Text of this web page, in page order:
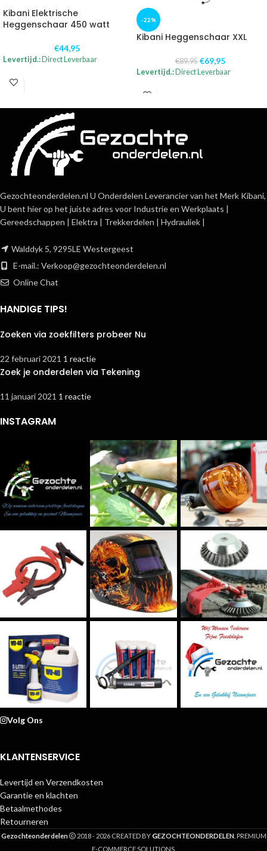
Kibani Elektrische
Heggenschaar 450 watt
€44,95
Levertijd.: Direct Leverbaar
-22%
Kibani Heggenschaar XXL
€89,95 €69,95
Levertijd.: Direct Leverbaar
Gezochteonderdelen.nl U Onderdelen Leverancier van het Merk Kibani,
U bent hier op het juiste adres voor Industrie en Werkplaats |
Gereedschappen | Elektra | Trekkerdelen | Hydrauliek |
Walddyk 5, 9295LE Westergeest
E-mail.: Verkoop@gezochteonderdelen.nl
Online Chat
HANDIGE TIPS!
Zoeken via zoekfilters probeer Nu
22 februari 2021 1 reactie
Zoek je onderdelen via Tekening
11 januari 2021 1 reactie
INSTAGRAM
Volg Ons
KLANTENSERVICE
Levertijd en Verzendkosten
Garantie en klachten
Betaalmethodes
Retourneren
Gezochteonderdelen 2018 - 2026 CREATED BY GEZOCHTEONDERDELEN. PREMIUM
E-COMMERCE SOLUTIONS.